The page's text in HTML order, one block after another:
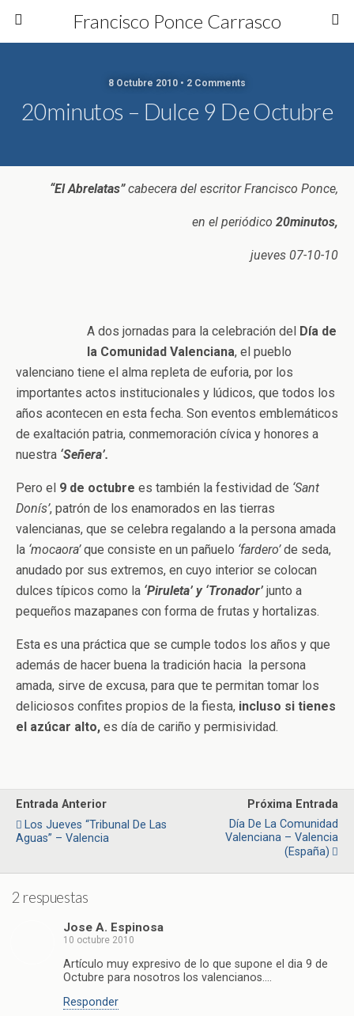
Francisco Ponce Carrasco
8 Octubre 2010 • 2 Comments
20minutos – Dulce 9 De Octubre
“El Abrelatas”cabecera del escritor Francisco Ponce,
en el periódico 20minutos,
jueves 07-10-10
A dos jornadas para la celebración del Día de
la Comunidad Valenciana, el pueblo
valenciano tiene el alma repleta de euforia, por los
importantes actos institucionales y lúdicos, que todos los
años acontecen en esta fecha. Son eventos emblemáticos
de exaltación patria, conmemoración cívica y honores a
nuestra ‘Señera’.
Pero el 9 de octubre es también la festividad de ‘Sant
Donís’, patrón de los enamorados en las tierras
valencianas, que se celebra regalando a la persona amada
la ‘mocaora’que consiste en un pañuelo ‘fardero’de seda,
anudado por sus extremos, en cuyo interior se colocan
dulces típicos como la ‘Piruleta’ y ‘Tronador’ junto a
pequeños mazapanes con forma de frutas y hortalizas.
Esta es una práctica que se cumple todos los años y que
además de hacer buena la tradición hacia la persona
amada, sirve de excusa, para que te permitan tomar los
deliciosos confites propios de la fiesta, incluso si tienes
el azúcar alto, es día de cariño y permisividad.
Entrada Anterior
Los Jueves “Tribunal De Las
Aguas” – Valencia
Próxima Entrada
Día De La Comunidad
Valenciana – Valencia
(España)
2 respuestas
Jose A. Espinosa
10 octubre 2010
Artículo muy expresivo de lo que supone el dia 9 de
Octubre para nosotros los valencianos….
Responder